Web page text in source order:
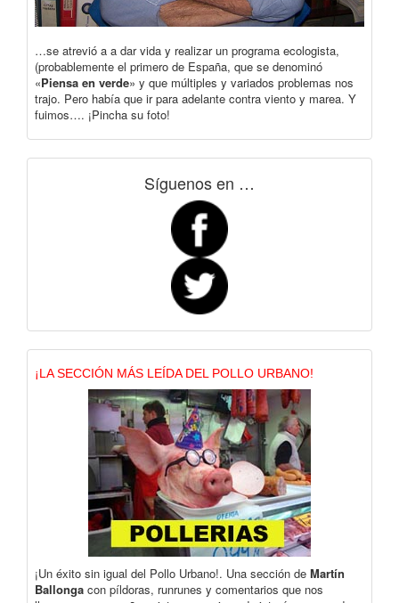
…se atrevió a a dar vida y realizar un programa ecologista,
(probablemente el primero de España, que se denominó
«Piensa en verde» y que múltiples y variados problemas nos
trajo. Pero había que ir para adelante contra viento y marea. Y
fuimos…. ¡Pincha su foto!
Síguenos en …
¡LA SECCIÓN MÁS LEÍDA DEL POLLO URBANO!
¡Un éxito sin igual del Pollo Urbano!. Una sección de Martín
Ballonga con píldoras, runrunes y comentarios que nos